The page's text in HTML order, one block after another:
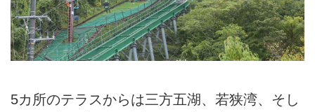
5カ所のテラスからは三方五湖、若狭湾、そし